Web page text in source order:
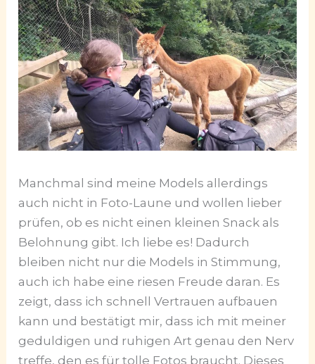
Manchmal sind meine Models allerdings
auch nicht in Foto-Laune und wollen lieber
prüfen, ob es nicht einen kleinen Snack als
Belohnung gibt. Ich liebe es! Dadurch
bleiben nicht nur die Models in Stimmung,
auch ich habe eine riesen Freude daran. Es
zeigt, dass ich schnell Vertrauen aufbauen
kann und bestätigt mir, dass ich mit meiner
geduldigen und ruhigen Art genau den Nerv
treffe, den es für tolle Fotos braucht. Dieses